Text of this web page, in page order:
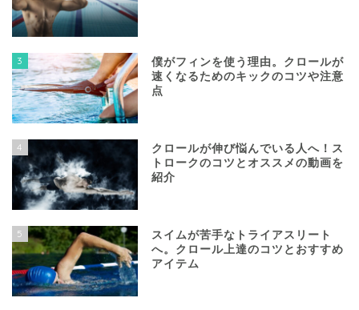
3
僕がフィンを使う理由。クロールが
速くなるためのキックのコツや注意
点
4
クロールが伸び悩んでいる人へ！ス
トロークのコツとオススメの動画を
紹介
5
スイムが苦手なトライアスリート
へ。クロール上達のコツとおすすめ
アイテム